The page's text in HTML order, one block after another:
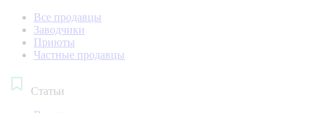
Все продавцы
Заводчики
Приюты
Частные продавцы
Статьи